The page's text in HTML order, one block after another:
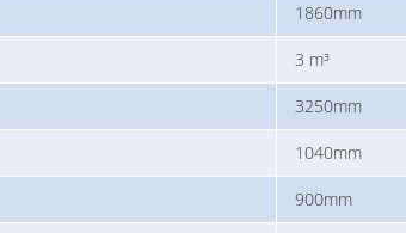
1860mm
3 m³
3250mm
1040mm
900mm